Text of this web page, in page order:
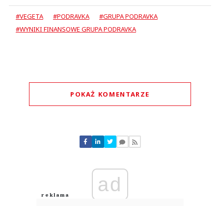
#VEGETA #PODRAVKA
#GRUPA PODRAVKA
#WYNIKI FINANSOWE GRUPA PODRAVKA
POKAŻ KOMENTARZE
Nie znaleziono komentarzy
Zostaw swoje komentarze
Anuluj
ad